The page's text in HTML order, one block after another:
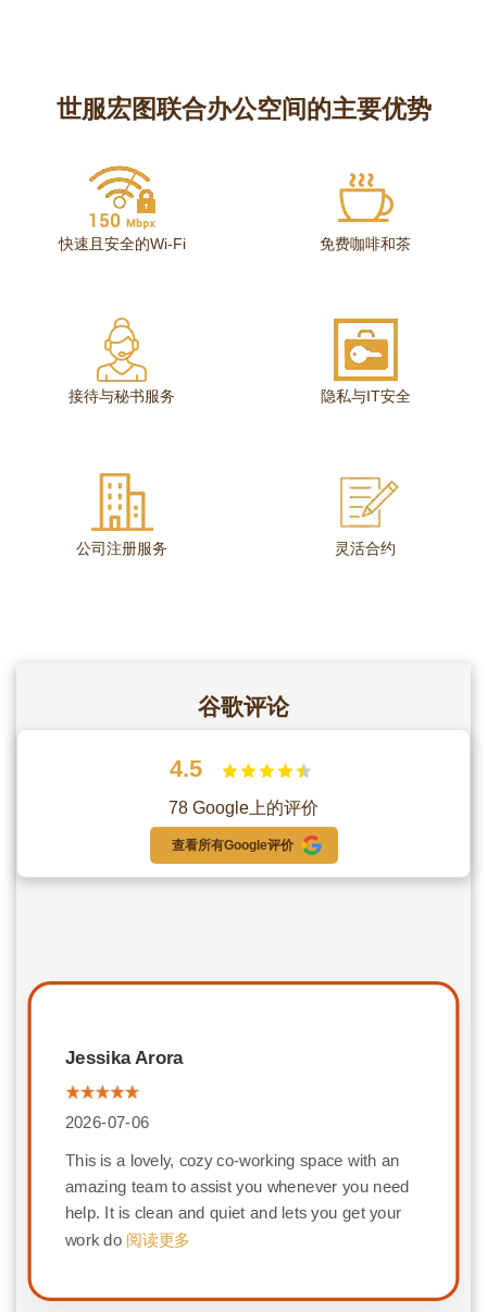
世服宏图联合办公空间的主要优势
快速且安全的Wi-Fi 免费咖啡和茶
接待与秘书服务 隐私与IT安全
公司注册服务 灵活合约
谷歌评论
4.5
78 Google上的评价
查看所有Google评价
Jessika Arora
2026-07-06
This is a lovely, cozy co-working space with an
amazing team to assist you whenever you need
help. It is clean and quiet and lets you get your
work do 阅读更多